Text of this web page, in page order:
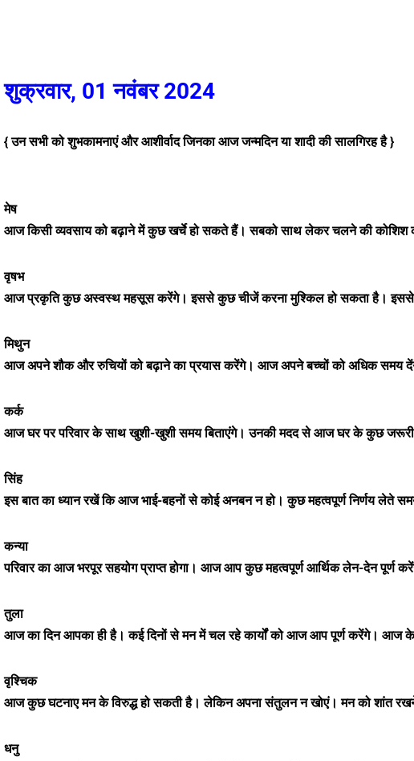
शुक्रवार, 01 नवंबर 2024
{ उन सभी को शुभकामनाएं और आशीर्वाद जिनका आज जन्मदिन या शादी की सालगिरह है }
मेष
आज किसी व्यवसाय को बढ़ाने में कुछ खर्चे हो सकते हैं। सबको साथ लेकर चलने की कोशिश
वृषभ
आज प्रकृति कुछ अस्वस्थ महसूस करेंगे। इससे कुछ चीजें करना मुश्किल हो सकता है। इससे
मिथुन
आज अपने शौक और रुचियों को बढ़ाने का प्रयास करेंगे। आज अपने बच्चों को अधिक समय
कर्क
आज घर पर परिवार के साथ खुशी-खुशी समय बिताएंगे। उनकी मदद से आज घर के कुछ जरूरी
सिंह
इस बात का ध्यान रखें कि आज भाई-बहनों से कोई अनबन न हो। कुछ महत्वपूर्ण निर्णय लेते
कन्या
परिवार का आज भरपूर सहयोग प्राप्त होगा। आज आप कुछ महत्वपूर्ण आर्थिक लेन-देन पूर्ण
तुला
आज का दिन आपका ही है। कई दिनों से मन में चल रहे कार्यों को आज आप पूर्ण करेंगे। आज
वृश्चिक
आज कुछ घटनाए मन के विरुद्ध हो सकती है। लेकिन अपना संतुलन न खोएं। मन को शांत
धनु